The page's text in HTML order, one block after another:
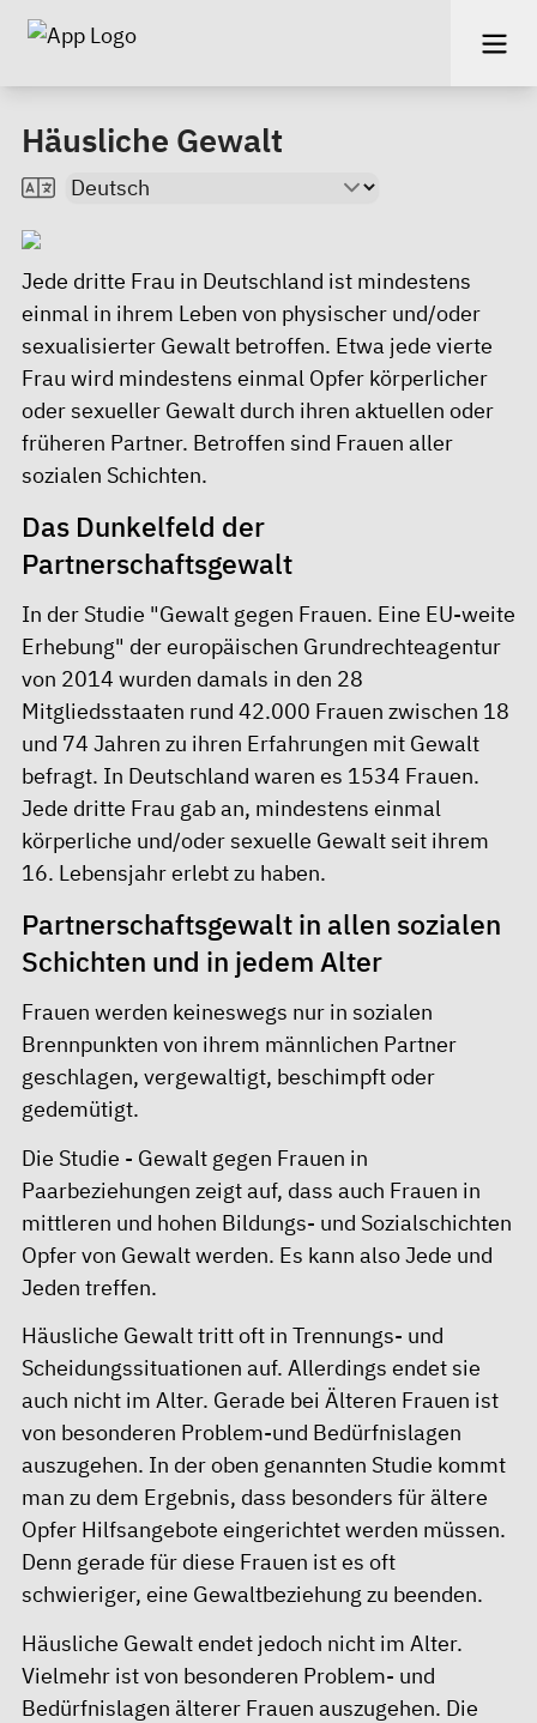
Häusliche Gewalt
Jede dritte Frau in Deutschland ist mindestens
einmal in ihrem Leben von physischer und/oder
sexualisierter Gewalt betroffen. Etwa jede vierte
Frau wird mindestens einmal Opfer körperlicher
oder sexueller Gewalt durch ihren aktuellen oder
früheren Partner. Betroffen sind Frauen aller
sozialen Schichten.
Das Dunkelfeld der
Partnerschaftsgewalt
In der Studie "Gewalt gegen Frauen. Eine EU-weite
Erhebung" der europäischen Grundrechteagentur
von 2014 wurden damals in den 28
Mitgliedsstaaten rund 42.000 Frauen zwischen 18
und 74 Jahren zu ihren Erfahrungen mit Gewalt
befragt. In Deutschland waren es 1534 Frauen.
Jede dritte Frau gab an, mindestens einmal
körperliche und/oder sexuelle Gewalt seit ihrem
16. Lebensjahr erlebt zu haben.
Partnerschaftsgewalt in allen sozialen
Schichten und in jedem Alter
Frauen werden keineswegs nur in sozialen
Brennpunkten von ihrem männlichen Partner
geschlagen, vergewaltigt, beschimpft oder
gedemütigt.
Die Studie - Gewalt gegen Frauen in
Paarbeziehungen zeigt auf, dass auch Frauen in
mittleren und hohen Bildungs- und Sozialschichten
Opfer von Gewalt werden. Es kann also Jede und
Jeden treffen.
Häusliche Gewalt tritt oft in Trennungs- und
Scheidungssituationen auf. Allerdings endet sie
auch nicht im Alter. Gerade bei Älteren Frauen ist
von besonderen Problem-und Bedürfnislagen
auszugehen. In der oben genannten Studie kommt
man zu dem Ergebnis, dass besonders für ältere
Opfer Hilfsangebote eingerichtet werden müssen.
Denn gerade für diese Frauen ist es oft
schwieriger, eine Gewaltbeziehung zu beenden.
Häusliche Gewalt endet jedoch nicht im Alter.
Vielmehr ist von besonderen Problem- und
Bedürfnislagen älterer Frauen auszugehen. Die